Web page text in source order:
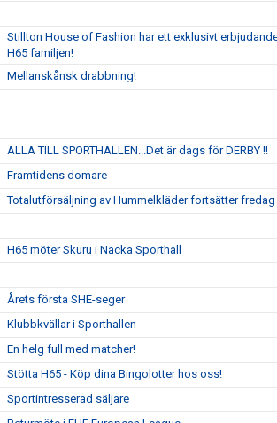
Stillton House of Fashion har ett exklusivt erbjudande
H65 familjen!
Mellanskånsk drabbning!
ALLA TILL SPORTHALLEN...Det är dags för DERBY !!
Framtidens domare
Totalutförsäljning av Hummelkläder fortsätter fredag
H65 möter Skuru i Nacka Sporthall
Årets första SHE-seger
Klubbkvällar i Sporthallen
En helg full med matcher!
Stötta H65 - Köp dina Bingolotter hos oss!
Sportintresserad säljare